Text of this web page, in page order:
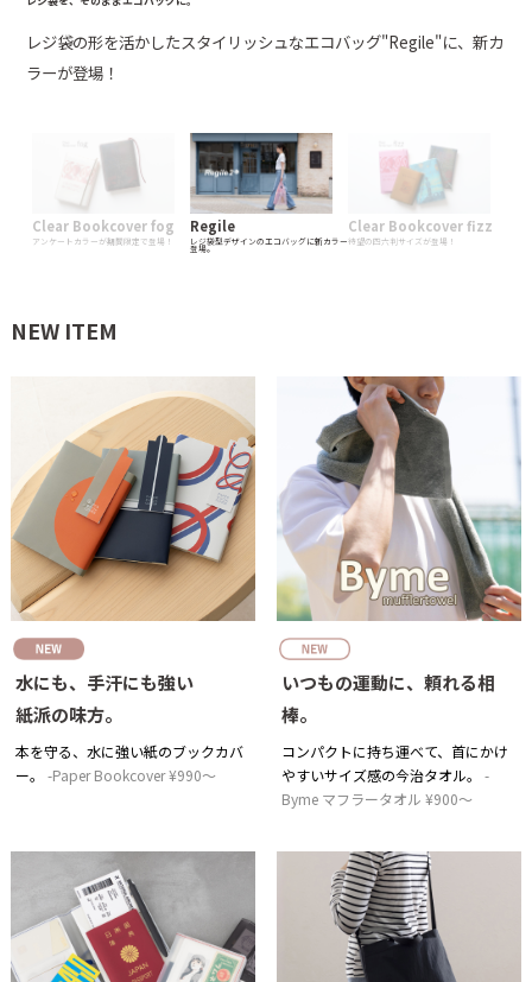
透明なブックカバー"fog"に、ファン投票で選ばれた新カラーが期間
限定で登場！
レジ袋の形を活かしたスタイリッシュなエコバッグ"Regile"に、新カ
ラーが登場！
つるりとした触り心地の透明なブックカバー"fizz"に待望の四六判サ
イズが登場！
Clear Bookcover fog
アンケートカラーが期間限定で登場！
Regile
レジ袋型デザインのエコバッグに新カラー
登場。
Clear Bookcover fizz
待望の四六判サイズが登場！
NEW ITEM
水にも、手汗にも強い
紙派の味方。
本を守る、水に強い紙のブックカバ
ー。 Paper Bookcover ¥990～
いつもの運動に、頼れる相
棒。
コンパクトに持ち運べて、首にかけ
やすいサイズ感の今治タオル。
Byme マフラータオル ¥900～